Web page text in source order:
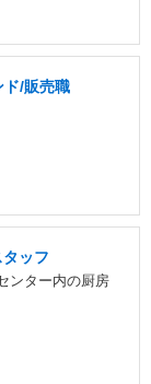
/販売職
ッフ
ンター内の厨房